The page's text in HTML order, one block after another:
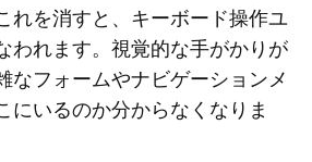
れを消すと、キーボード操作ユ
われます。視覚的な手がかりが
なフォームやナビゲーションメ
にいるのか分からなくなりま